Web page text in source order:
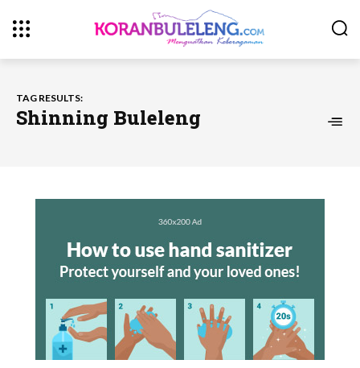
TAG RESULTS:
Shinning Buleleng